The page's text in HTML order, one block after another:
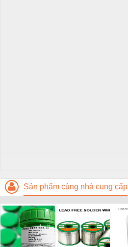
Sản phẩm cùng nhà cung cấp